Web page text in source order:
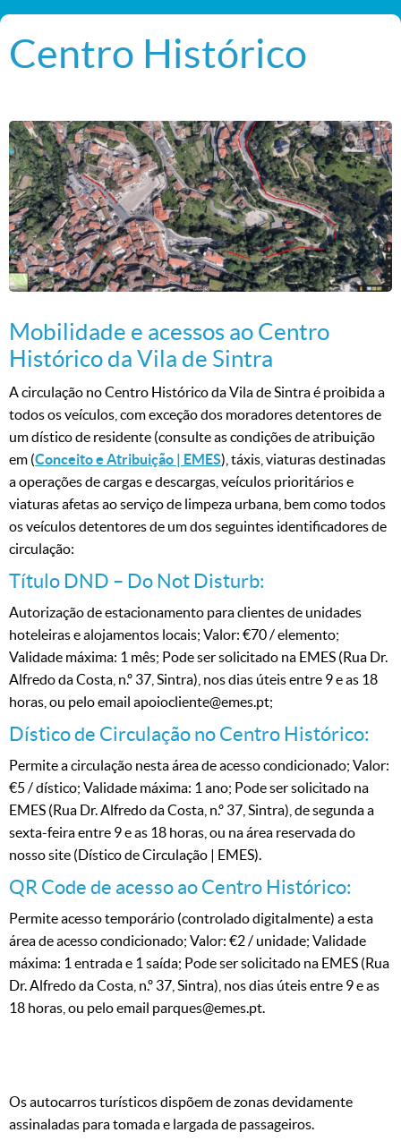
Centro Histórico
Mobilidade e acessos ao Centro
Histórico da Vila de Sintra
A circulação no Centro Histórico da Vila de Sintra é proibida a
todos os veículos, com exceção dos moradores detentores de
um dístico de residente (consulte as condições de atribuição
em (Conceito e Atribuição | EMES), táxis, viaturas destinadas
a operações de cargas e descargas, veículos prioritários e
viaturas afetas ao serviço de limpeza urbana, bem como todos
os veículos detentores de um dos seguintes identificadores de
circulação:
Título DND – Do Not Disturb:
Autorização de estacionamento para clientes de unidades
hoteleiras e alojamentos locais; Valor: €70 / elemento;
Validade máxima: 1 mês; Pode ser solicitado na EMES (Rua Dr.
Alfredo da Costa, n.º 37, Sintra), nos dias úteis entre 9 e as 18
horas, ou pelo email apoiocliente@emes.pt;
Dístico de Circulação no Centro Histórico:
Permite a circulação nesta área de acesso condicionado; Valor:
€5 / dístico; Validade máxima: 1 ano; Pode ser solicitado na
EMES (Rua Dr. Alfredo da Costa, n.º 37, Sintra), de segunda a
sexta-feira entre 9 e as 18 horas, ou na área reservada do
nosso site (Dístico de Circulação | EMES).
QR Code de acesso ao Centro Histórico:
Permite acesso temporário (controlado digitalmente) a esta
área de acesso condicionado; Valor: €2 / unidade; Validade
máxima: 1 entrada e 1 saída; Pode ser solicitado na EMES (Rua
Dr. Alfredo da Costa, n.º 37, Sintra), nos dias úteis entre 9 e as
18 horas, ou pelo email parques@emes.pt.
Os autocarros turísticos dispõem de zonas devidamente
assinaladas para tomada e largada de passageiros.